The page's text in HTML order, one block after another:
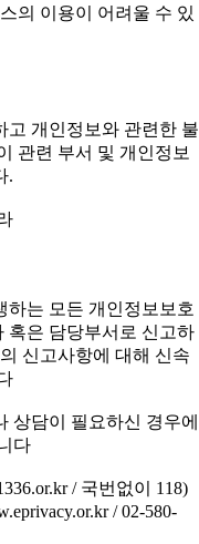
의 이용이 어려울 수 있
고 개인정보와 관련한 불
관련 부서 및 개인정보
.
하는 모든 개인정보보호
혹은 담당부서로 신고하
신고사항에 대해 신속
상담이 필요하신 경우에
다
/ 국번없이 118)
/ 02-580-